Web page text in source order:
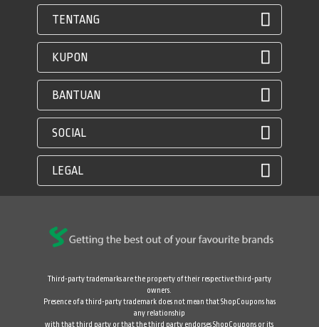
TENTANG
KUPON
BANTUAN
SOCIAL
LEGAL
Third-party trademarks are the property of their respective third-party
owners.
Presence of a third-party trademark does not mean that ShopCoupons has
any relationship
with that third party or that the third party endorses ShopCoupons or its